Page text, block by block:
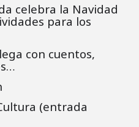
celebra la Navidad
para los
con cuentos,
(entrada